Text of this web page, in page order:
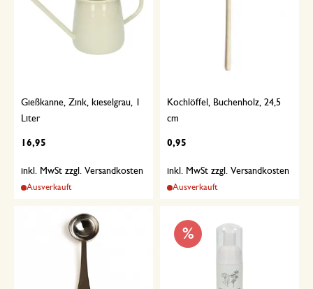
Gießkanne, Zink, kieselgrau, 1
Liter
16,95
inkl. MwSt zzgl. Versandkosten
Ausverkauft
Kochlöffel, Buchenholz, 24,5
cm
0,95
inkl. MwSt zzgl. Versandkosten
Ausverkauft
%